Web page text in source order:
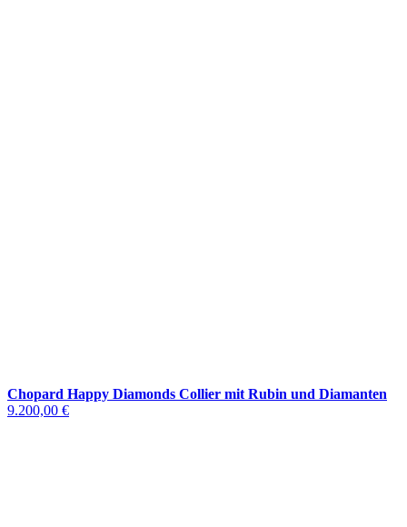
Chopard Happy Diamonds Collier mit Rubin und Diamanten
9.200,00 €